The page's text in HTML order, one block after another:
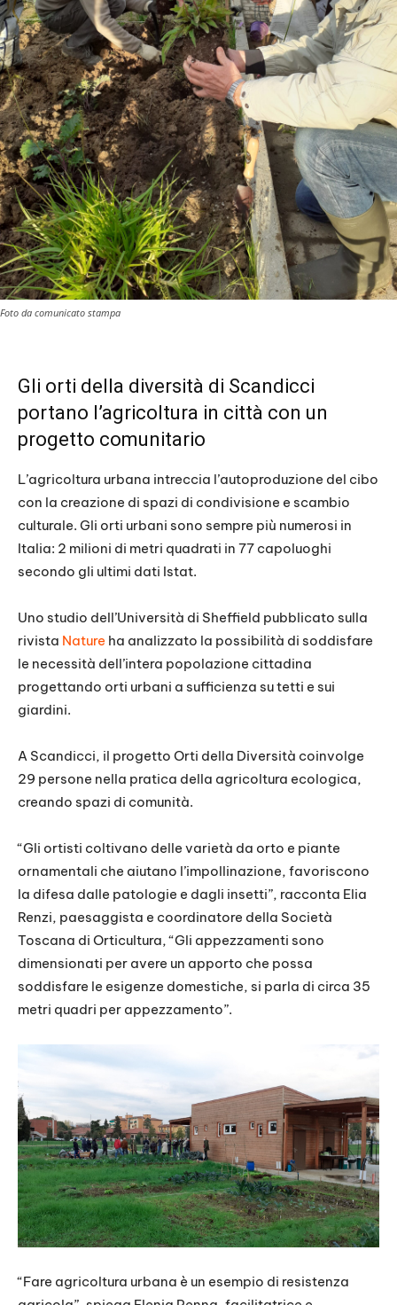
Foto da comunicato stampa
Gli orti della diversità di Scandicci
portano l’agricoltura in città con un
progetto comunitario
L’agricoltura urbana intreccia l’autoproduzione del cibo
con la creazione di spazi di condivisione e scambio
culturale. Gli orti urbani sono sempre più numerosi in
Italia: 2 milioni di metri quadrati in 77 capoluoghi
secondo gli ultimi dati Istat.
Uno studio dell’Università di Sheffield pubblicato sulla
rivista Nature ha analizzato la possibilità di soddisfare
le necessità dell’intera popolazione cittadina
progettando orti urbani a sufficienza su tetti e sui
giardini.
A Scandicci, il progetto Orti della Diversità coinvolge
29 persone nella pratica della agricoltura ecologica,
creando spazi di comunità.
“Gli ortisti coltivano delle varietà da orto e piante
ornamentali che aiutano l’impollinazione, favoriscono
la difesa dalle patologie e dagli insetti”, racconta Elia
Renzi, paesaggista e coordinatore della Società
Toscana di Orticultura, “Gli appezzamenti sono
dimensionati per avere un apporto che possa
soddisfare le esigenze domestiche, si parla di circa 35
metri quadri per appezzamento”.
“Fare agricoltura urbana è un esempio di resistenza